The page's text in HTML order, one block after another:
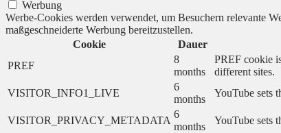
Werbung
Werbe-Cookies werden verwendet, um Besuchern relevante
maßgeschneiderte Werbung bereitzustellen.
Cookie
Dauer
PREF
8
months
PREF cookie
different sites.
VISITOR_INFO1_LIVE
6
months
YouTube sets
VISITOR_PRIVACY_METADATA
6
months
YouTube sets